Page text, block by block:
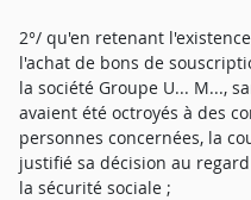
2°/ qu'en retenant
l'achat de bons de
la société Groupe U... M...,
avaient été octroyés à des
personnes concernées, la
justifié sa décision au
la sécurité sociale ;